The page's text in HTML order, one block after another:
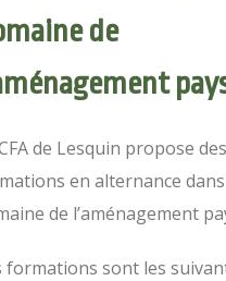
de
de Lesquin propose des
en alternance
de l’aménagement
formations sont les